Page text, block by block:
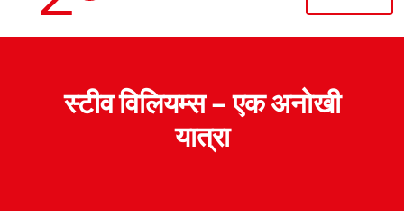
स्टीव विलियम्स – एक अनोखी
यात्रा